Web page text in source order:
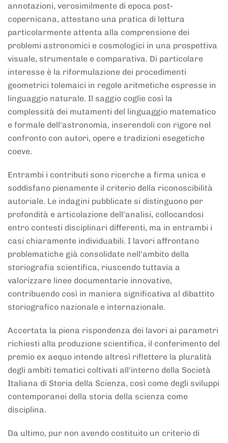
annotazioni, verosimilmente di epoca post-
copernicana, attestano una pratica di lettura
particolarmente attenta alla comprensione dei
problemi astronomici e cosmologici in una prospettiva
visuale, strumentale e comparativa. Di particolare
interesse è la riformulazione dei procedimenti
geometrici tolemaici in regole aritmetiche espresse in
linguaggio naturale. Il saggio coglie così la
complessità dei mutamenti del linguaggio matematico
e formale dell'astronomia, inserendoli con rigore nel
confronto con autori, opere e tradizioni esegetiche
coeve.
Entrambi i contributi sono ricerche a firma unica e
soddisfano pienamente il criterio della riconoscibilità
autoriale. Le indagini pubblicate si distinguono per
profondità e articolazione dell'analisi, collocandosi
entro contesti disciplinari differenti, ma in entrambi i
casi chiaramente individuabili. I lavori affrontano
problematiche già consolidate nell'ambito della
storiografia scientifica, riuscendo tuttavia a
valorizzare linee documentarie innovative,
contribuendo così in maniera significativa al dibattito
storiografico nazionale e internazionale.
Accertata la piena rispondenza dei lavori ai parametri
richiesti alla produzione scientifica, il conferimento del
premio ex aequo intende altresì riflettere la pluralità
degli ambiti tematici coltivati all'interno della Società
Italiana di Storia della Scienza, così come degli sviluppi
contemporanei della storia della scienza come
disciplina.
Da ultimo, pur non avendo costituito un criterio di